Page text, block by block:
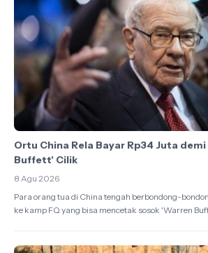
Ortu China Rela Bayar Rp34 Juta
Buffett' Cilik
8 Agu 2026
Para orang tua di China tengah berbondong-
ke kamp FQ yang bisa mencetak sosok 'Warren